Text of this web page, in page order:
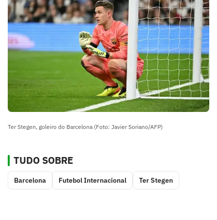
Ter Stegen, goleiro do Barcelona (Foto: Javier Soriano/AFP)
TUDO SOBRE
Barcelona Futebol Internacional Ter Stegen